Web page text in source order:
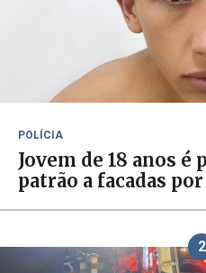
POLÍCIA
Jovem de 18 anos é
patrão a facadas
2